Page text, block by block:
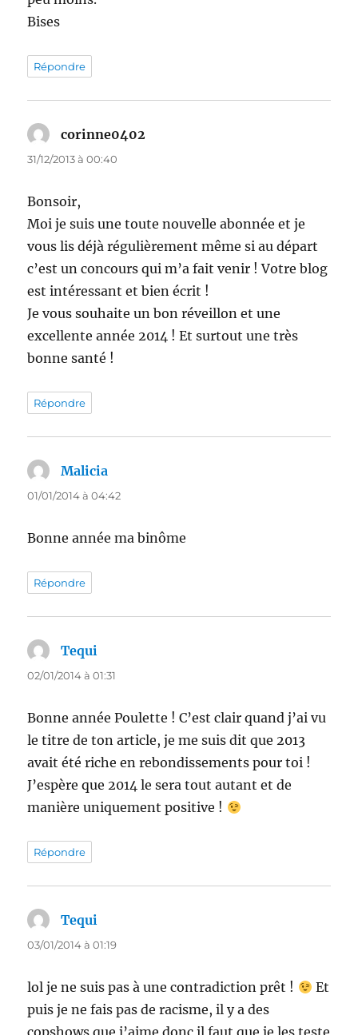
Bises
Répondre
corinne0402
31/12/2013 à 00:40
Bonsoir,
Moi je suis une toute nouvelle abonnée et je
vous lis déjà régulièrement même si au départ
c’est un concours qui m’a fait venir ! Votre blog
est intéressant et bien écrit !
Je vous souhaite un bon réveillon et une
excellente année 2014 ! Et surtout une très
bonne santé !
Répondre
Malicia
01/01/2014 à 04:42
Bonne année ma binôme
Répondre
Tequi
02/01/2014 à 01:31
Bonne année Poulette ! C’est clair quand j’ai vu
le titre de ton article, je me suis dit que 2013
avait été riche en rebondissements pour toi !
J’espère que 2014 le sera tout autant et de
manière uniquement positive !
Répondre
Tequi
03/01/2014 à 01:19
lol je ne suis pas à une contradiction prêt !
Et
puis je ne fais pas de racisme, il y a des